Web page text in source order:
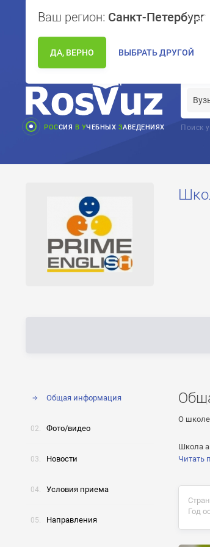
Ваш регион: Санкт-Петербург
ДА, ВЕРНО ВЫБРАТЬ ДРУГОЙ
РОССИЯ В УЧЕБНЫХ ЗАВЕДЕНИЯХ Поиск
Общая информация
Фото/видео
Новости
Условия приема
Направления
О школе
Школа
Читать
Год